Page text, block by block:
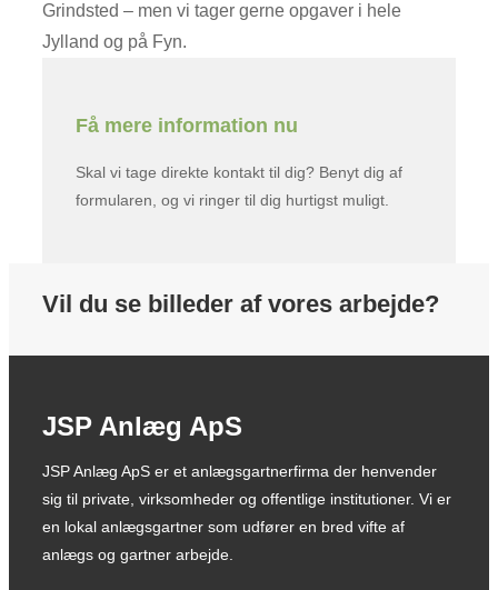
Grindsted – men vi tager gerne opgaver i hele
Jylland og på Fyn.​​
Få mere information nu
Skal vi tage direkte kontakt til dig? Benyt dig af
formularen, og vi ringer til dig hurtigst muligt.
Vil du se billeder af vores arbejde?
JSP Anlæg ApS
JSP Anlæg ApS er et anlægsgartnerfirma der henvender
sig til private, virksomheder og offentlige institutioner. Vi er
en lokal anlægsgartner som udfører en bred vifte af
anlægs og gartner arbejde.